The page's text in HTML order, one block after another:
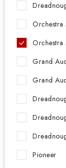
Orchestra
Orchestra
Grand
Grand
Pioneer